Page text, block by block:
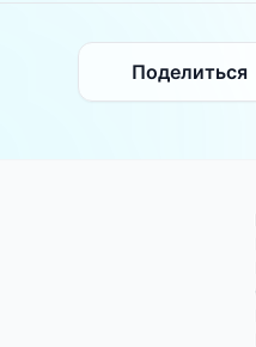
Поделиться